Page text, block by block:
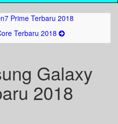
Prime Terbaru 2018
Terbaru 2018
Galaxy
2018